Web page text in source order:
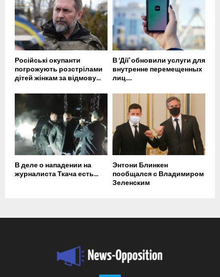
Російські окупанти
погрожують розстрілами
дітей жінкам за відмову...
В ‘Дії’ обновили услуги для
внутренне перемещенных
лиц....
В деле о нападении на
журналиста Ткача есть...
Энтони Блинкен
пообщался с Владимиром
Зеленским